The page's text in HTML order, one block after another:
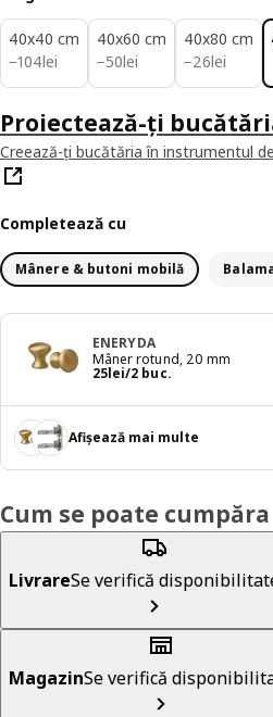
40x40 cm
−104lei
104lei
40x60 cm
−50lei
50lei
40x80 cm
−26lei
26lei
Proiectează-ți
Creează-ți bucătăria în instrumentul
Completează cu
Mânere & butoni mobilă
ENERYDA
Mâner rotund, 20 mm
25lei/2 buc.
Preț 25lei/2 buc.
Afișează mai multe
Cum se poate cumpăra
LivrareSe verifică
MagazinSe verifică